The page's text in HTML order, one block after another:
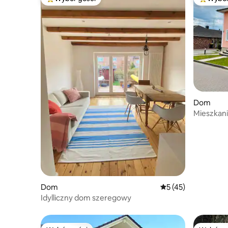
Najpopularniejsze z kategorii Wybór gości
Dom Średnia ocena: 5
5 (45)
Idylliczny dom szeregowy
Dom